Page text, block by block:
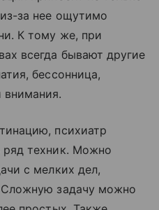
за нее ощутимо
К тому же, при
всегда бывают другие
бессонница,
внимания.
психиатр
ряд техник. Можно
с мелких дел,
задачу можно